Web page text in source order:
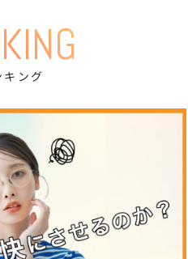
#機能不全家族
#アンガーマネジメント
#対策・解消法
#成長・チャンス
#抑うつリアリズム
#ペットロス
腸症候群
メント
#予防
つ
#メール・電話
キング